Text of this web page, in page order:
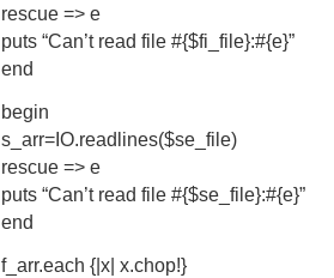
rescue => e
puts “Can’t read file #{$fi_file}:#{e}”
end
begin
s_arr=IO.readlines($se_file)
rescue => e
puts “Can’t read file #{$se_file}:#{e}”
end
f_arr.each {|x| x.chop!}